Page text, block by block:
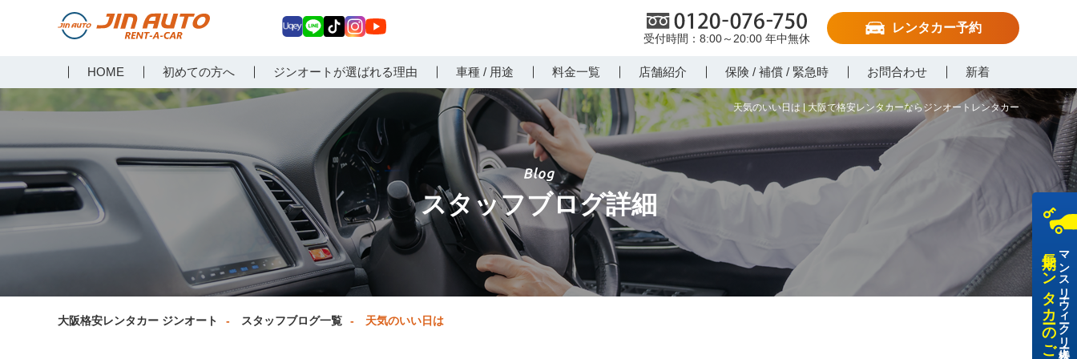
天気のいい日は | 大阪で格安レンタカーならジンオートレンタカー
らジンオートレンタカー
0120-076-750
8:00～20:00 年中無休
レンタカー予約
HOME 初めての方へ ジンオートが選ばれる理由 車種 / 用途 料金一覧 店舗紹介 保険 / 補償 / 緊急時 お問合わせ 新着
ey E
Tokagr
am
uT
ub
スタッフブログ詳細
大阪格安レンタカー ジンオート スタッフブログ一覧 天気のいい日は マンスリー・ウィークリー・法人様
長期レンタカーのご利用